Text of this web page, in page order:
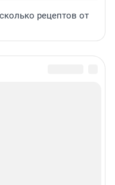
рецептов от